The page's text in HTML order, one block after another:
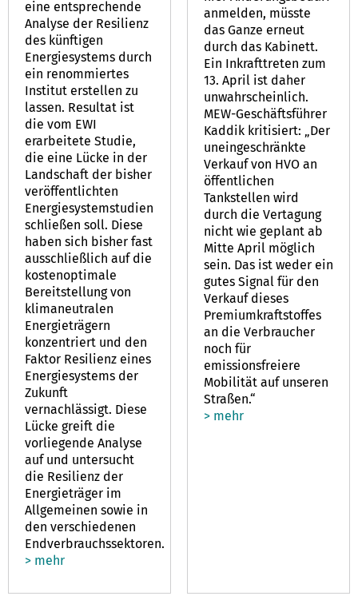
eine entsprechende
Analyse der Resilienz
des künftigen
Energiesystems durch
ein renommiertes
Institut erstellen zu
lassen. Resultat ist
die vom EWI
erarbeitete Studie,
die eine Lücke in der
Landschaft der bisher
veröffentlichten
Energiesystemstudien
schließen soll. Diese
haben sich bisher fast
ausschließlich auf die
kostenoptimale
Bereitstellung von
klimaneutralen
Energieträgern
konzentriert und den
Faktor Resilienz eines
Energiesystems der
Zukunft
vernachlässigt. Diese
Lücke greift die
vorliegende Analyse
auf und untersucht
die Resilienz der
Energieträger im
Allgemeinen sowie in
den verschiedenen
Endverbrauchssektoren.
> mehr
anmelden, müsste
das Ganze erneut
durch das Kabinett.
Ein Inkrafttreten zum
13. April ist daher
unwahrscheinlich.
MEW-Geschäftsführer
Kaddik kritisiert: „Der
uneingeschränkte
Verkauf von HVO an
öffentlichen
Tankstellen wird
durch die Vertagung
nicht wie geplant ab
Mitte April möglich
sein. Das ist weder ein
gutes Signal für den
Verkauf dieses
Premiumkraftstoffes
an die Verbraucher
noch für
emissionsfreiere
Mobilität auf unseren
Straßen.“
> mehr